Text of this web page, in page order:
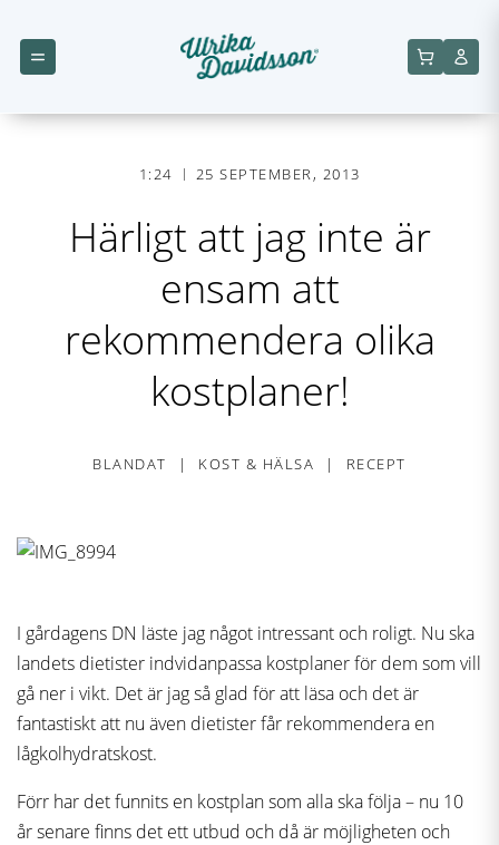
1:24 25 SEPTEMBER, 2013
Härligt att jag inte är
ensam att
rekommendera olika
kostplaner!
BLANDAT KOST & HÄLSA RECEPT
I gårdagens DN läste jag något intressant och roligt. Nu ska
landets dietister indvidanpassa kostplaner för dem som vill
gå ner i vikt. Det är jag så glad för att läsa och det är
fantastiskt att nu även dietister får rekommendera en
lågkolhydratskost.
Förr har det funnits en kostplan som alla ska följa – nu 10
år senare finns det ett utbud och då är möjligheten och